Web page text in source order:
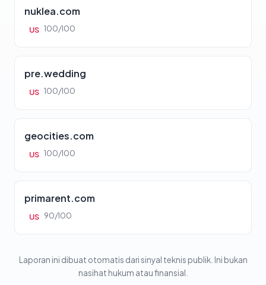
nuklea.com
US 100/100
pre.wedding
US 100/100
geocities.com
US 100/100
primarent.com
US 90/100
Laporan ini dibuat otomatis dari sinyal teknis publik. Ini bukan
nasihat hukum atau finansial.